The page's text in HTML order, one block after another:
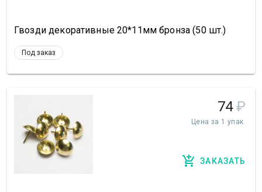
Гвозди декоративные 20*11мм бронза (50 шт.)
Под заказ
74 ₽
Цена за 1 упак.
ЗАКАЗАТЬ